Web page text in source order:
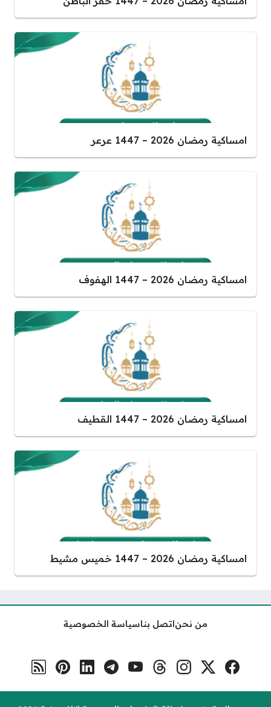
امساكية رمضان 2026 – 1447 عرعر
امساكية رمضان 2026 – 1447 الهفوف
امساكية رمضان 2026 – 1447 القطيف
امساكية رمضان 2026 – 1447 خميس مشيط
من نحناتصل بناسياسة الخصوصية
مواقع التواصل فيسبوكمنصة إكسإنستغرامثريدسيوتيوبتلغراملينكد إنبنترست
رابط RSS